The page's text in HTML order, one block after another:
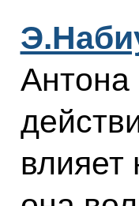
Антона
влияет